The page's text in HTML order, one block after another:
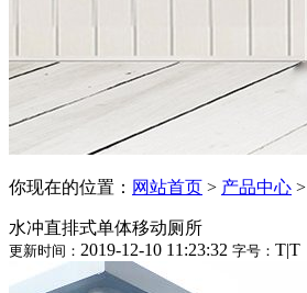
你现在的位置： 网站首页 > 产品中心 >
水冲直排式单体移动厕所
更新时间： 2019-12-10 11:23:32 字号： T|T